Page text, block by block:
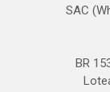
SAC
BR